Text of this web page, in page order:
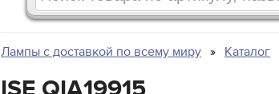
Лампы с доставкой по всему миру Каталог